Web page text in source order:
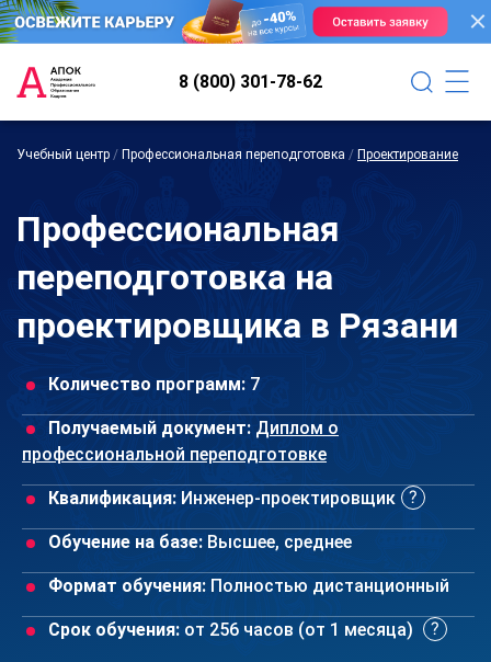
8 (800) 301-78-62
Учебный центр / Профессиональная переподготовка / Проектирование
Профессиональная
переподготовка на
проектировщика в Рязани
Количество программ: 7
Получаемый документ: Диплом о
профессиональной переподготовке
Квалификация: Инженер-проектировщик
Обучение на базе: Высшее, среднее
Формат обучения: Полностью дистанционный
Срок обучения: от 256 часов (от 1 месяца)